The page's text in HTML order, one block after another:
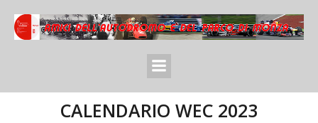
CALENDARIO WEC 2023